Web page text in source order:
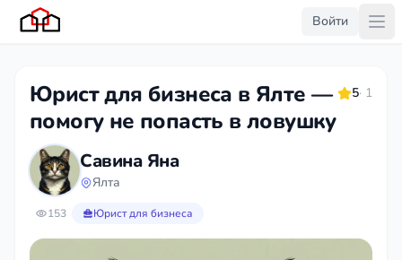
Войти
Юрист для бизнеса в Ялте —
помогу не попасть в ловушку
5· 1
Савина Яна
Ялта
153 Юрист для бизнеса